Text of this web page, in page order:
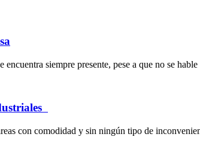
siempre presente, pese a que no se
con comodidad y sin ningún tipo de